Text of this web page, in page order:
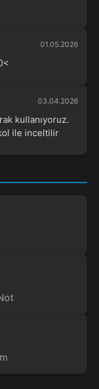
01.05.2026
03.04.2026
kullanıyoruz.
ile inceltilir